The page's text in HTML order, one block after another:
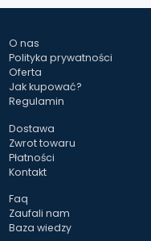
O nas
Polityka prywatności
Oferta
Jak kupować?
Regulamin
Dostawa
Zwrot towaru
Płatności
Kontakt
Faq
Zaufali nam
Baza wiedzy